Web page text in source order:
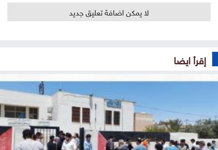
لا يمكن اضافة تعليق جديد
إقرأ ايضا